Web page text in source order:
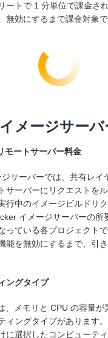
ートで 1 分単位で課金さ
無効にするまで課金対象で
メージサーバ
モートサーバー料金
サーバーでは、共有レイ
サーバーにリクエストを
行中のイメージビルドリ
イメージサーバーの所
っている各プロジェクト
能を無効にするまで、引
ングタイプ
、メモリと CPU の容量が
ィングタイプがあります
に選択したコンピューテ